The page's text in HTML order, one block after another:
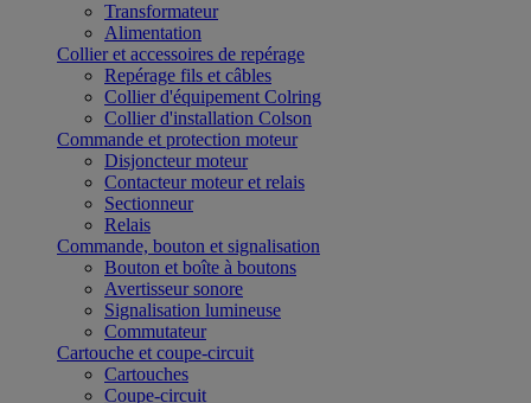
Transformateur
Alimentation
Collier et accessoires de repérage
Repérage fils et câbles
Collier d'équipement Colring
Collier d'installation Colson
Commande et protection moteur
Disjoncteur moteur
Contacteur moteur et relais
Sectionneur
Relais
Commande, bouton et signalisation
Bouton et boîte à boutons
Avertisseur sonore
Signalisation lumineuse
Commutateur
Cartouche et coupe-circuit
Cartouches
Coupe-circuit